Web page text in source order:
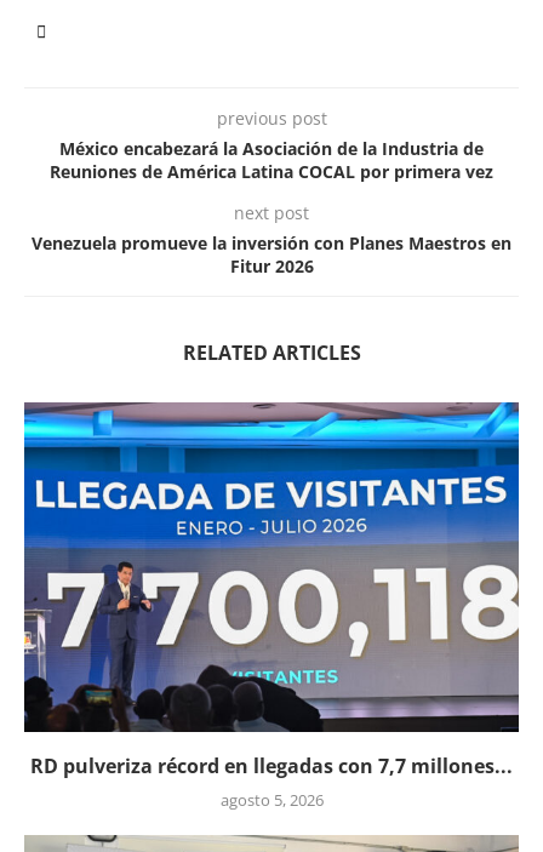
previous post
México encabezará la Asociación de la Industria de
Reuniones de América Latina COCAL por primera vez
next post
Venezuela promueve la inversión con Planes Maestros en
Fitur 2026
RELATED ARTICLES
RD pulveriza récord en llegadas con 7,7 millones...
agosto 5, 2026